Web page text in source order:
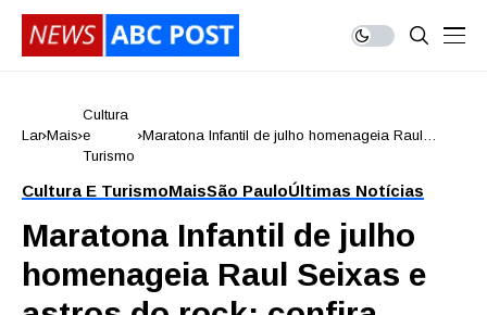
Lar Mais
Cultura
e
Turismo
Maratona Infantil de julho homenageia Raul
Cultura E TurismoMaisSão PauloÚltimas Notícias
Maratona Infantil de julho
homenageia Raul Seixas e